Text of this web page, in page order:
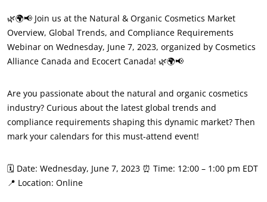
Qui sommes nous ?
Actualités
🌿🌍📢 Join us at the Natural & Organic Cosmetics Market
Overview, Global Trends, and Compliance Requirements
Webinar on Wednesday, June 7, 2023, organized by Cosmetics
Alliance Canada and Ecocert Canada! 🌿🌍📢
Are you passionate about the natural and organic cosmetics
industry? Curious about the latest global trends and
compliance requirements shaping this dynamic market? Then
mark your calendars for this must-attend event!
🗓️ Date: Wednesday, June 7, 2023 ⏰ Time: 12:00 – 1:00 pm EDT
📍 Location: Online